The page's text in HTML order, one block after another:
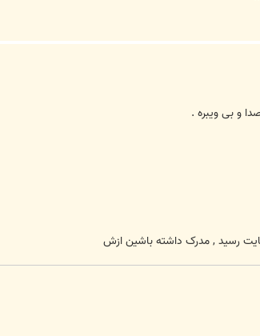
رسید , مدرک داشته باشین ازش